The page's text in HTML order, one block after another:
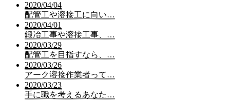
2020/04/04
配管工や溶接工に向い…
2020/04/01
鍛冶工事や溶接工事、…
2020/03/29
配管工を目指すなら、…
2020/03/26
アーク溶接作業者って…
2020/03/23
手に職を考えるあなた…